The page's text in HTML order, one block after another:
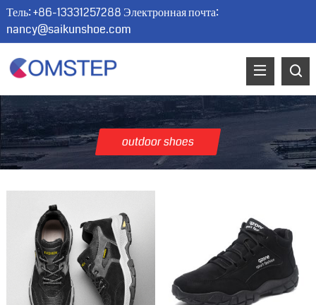
Тель: +86-13331257288 Электронная почта:
nancy@saikunshoe.com
outdoor shoes